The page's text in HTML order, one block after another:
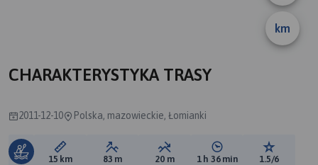
km
CHARAKTERYSTYKA TRASY
2011-12-10 Polska, mazowieckie, Łomianki
Długość trasy:
15 km Suma przewyższeń:
83 m Suma spadków:
20 m Średni czas potrzebny
1 h 36 min Ocena
1.5/6